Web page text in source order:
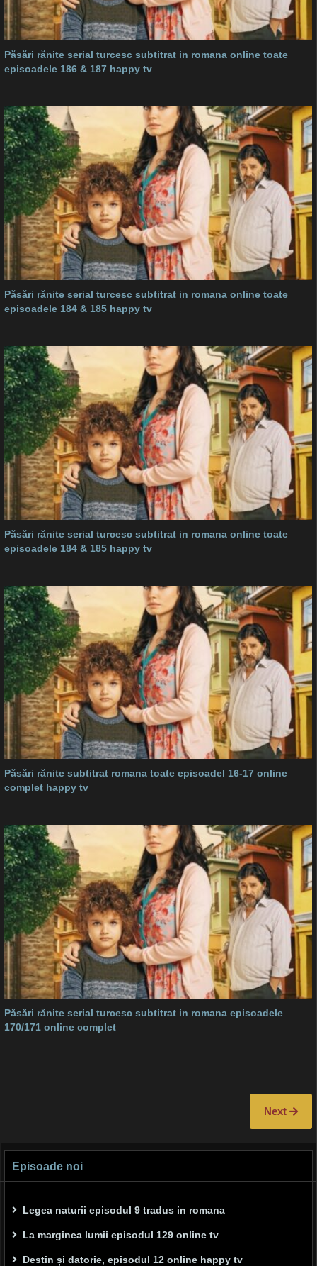
Păsări rănite serial turcesc subtitrat in romana online toate
episoadele 186 & 187 happy tv
Păsări rănite serial turcesc subtitrat in romana online toate
episoadele 184 & 185 happy tv
Păsări rănite serial turcesc subtitrat in romana online toate
episoadele 184 & 185 happy tv
Păsări rănite subtitrat romana toate episoadel 16-17 online
complet happy tv
Păsări rănite serial turcesc subtitrat in romana episoadele
170/171 online complet
Next
Episoade noi
Legea naturii episodul 9 tradus in romana
La marginea lumii episodul 129 online tv
Destin și datorie, episodul 12 online happy tv